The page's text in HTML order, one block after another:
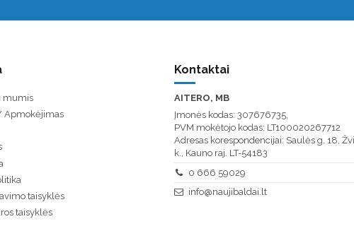
mumis
Apmokėjimas
taisyklės
taisyklės
Kontaktai
AITERO, MB
Įmonės kodas: 307676735,
PVM mokėtojo kodas: LT100020267712
Adresas korespondencijai: Saulės g. 18,
k., Kauno raj. LT-54183
0 666 59029
info@naujibaldai.lt